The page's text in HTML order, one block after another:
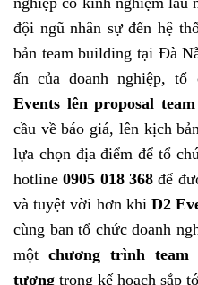
đội ngũ nhân sự đến hệ
bản team building tại Đà
ấn của doanh nghiệp,
Events lên proposal
cầu về báo giá, lên kịch
lựa chọn địa điểm để tổ
hotline 0905 018 368 để
và tuyệt vời hơn khi D2
cùng ban tổ chức doanh
mộtchương trình
tượng trong kế hoạch sắp